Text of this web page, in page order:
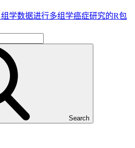
学数据进行多组学癌症研究的R包
Search